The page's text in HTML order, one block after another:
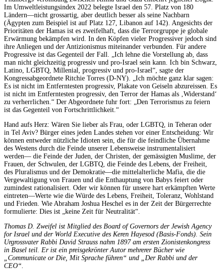
Im Umweltleistungsindex 2022 belegte Israel den 57. Platz von 180
Ländern—nicht grossartig, aber deutlich besser als seine Nachbarn
(Ägypten zum Beispiel ist auf Platz 127, Libanon auf 142). Angesichts der
Prioritäten der Hamas ist es zweifelhaft, dass die Terrorgruppe je globale
Erwärmung bekämpfen wird. In den Köpfen vieler Progressiver jedoch sind
ihre Anliegen und der Antizionismus miteinander verbunden. Für andere
Progressive ist das Gegenteil der Fall. „Ich lehne die Vorstellung ab, dass
man nicht gleichzeitig progressiv und pro-Israel sein kann. Ich bin Schwarz,
Latino, LGBTQ, Millenial, progressiv und pro-Israel“, sagte der
Kongressabgeordnete Ritchie Torres (D-NY). „Ich möchte ganz klar sagen:
Es ist nicht im Entferntesten progressiv, Plakate von Geiseln abzureissen. Es
ist nicht im Entferntesten progressiv, den Terror der Hamas als ‚Widerstand‘
zu verherrlichen.“ Der Abgeordnete fuhr fort: „Den Terrorismus zu feiern
ist das Gegenteil von Fortschrittlichkeit.“
Hand aufs Herz: Wären Sie lieber als Frau, oder LGBTQ, in Teheran oder
in Tel Aviv? Bürger eines jeden Landes stehen vor einer Entscheidung: Wir
können entweder nützliche Idioten sein, die für die feindliche Übernahme
des Westens durch die Feinde unserer Lebensweise instrumentalisiert
werden— die Feinde der Juden, der Christen, der gemässigten Muslime, der
Frauen, der Schwulen, der LGBTQ, die Feinde des Lebens, der Freiheit,
des Pluralismus und der Demokratie—die mittelalterliche Mafia, die die
Vergewaltigung von Frauen und die Enthauptung von Babys feiert oder
zumindest rationalisiert. Oder wir können für unsere hart erkämpften Werte
eintreten—Werte wie die Würde des Lebens, Freiheit, Toleranz, Wohlstand
und Frieden. Wie Abraham Joshua Heschel es in der Zeit der Bürgerrechte
formulierte: Dies ist „keine Zeit für Neutralität“.
Thomas D. Zweifel ist Mitglied des Board of Governors der Jewish Agency
for Israel und der World Executive des Keren Hayesod (Basis-Fonds). Sein
Urgrossvater Rabbi David Strauss nahm 1897 am ersten Zionistenkongress
in Basel teil. Er ist ein preisgekrönter Autor mehrerer Bücher wie
„Communicate or Die, Mit Sprache führen“ und „Der Rabbi und der
CEO“.